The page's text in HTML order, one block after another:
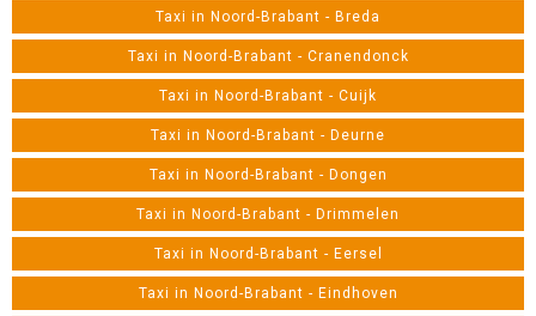
Taxi in Noord-Brabant - Breda
Taxi in Noord-Brabant - Cranendonck
Taxi in Noord-Brabant - Cuijk
Taxi in Noord-Brabant - Deurne
Taxi in Noord-Brabant - Dongen
Taxi in Noord-Brabant - Drimmelen
Taxi in Noord-Brabant - Eersel
Taxi in Noord-Brabant - Eindhoven